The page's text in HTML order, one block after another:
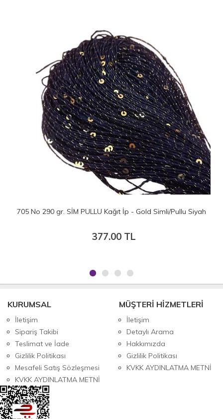
704 No 275 gr. SİM PULLU Kağıt İp - Gold Simli/Pullu Siyah
357.50 TL
KURUMSAL
İletişim
Sipariş Takibi
Teslimat ve İade
Gizlilik Politikası
Mesafeli Satış Sözleşmesi
KVKK AYDINLATMA METNİ
MÜŞTERİ HİZMETLERİ
İletişim
Detaylı Arama
Hakkımızda
Gizlilik Politikası
KVKK AYDINLATMA METNİ